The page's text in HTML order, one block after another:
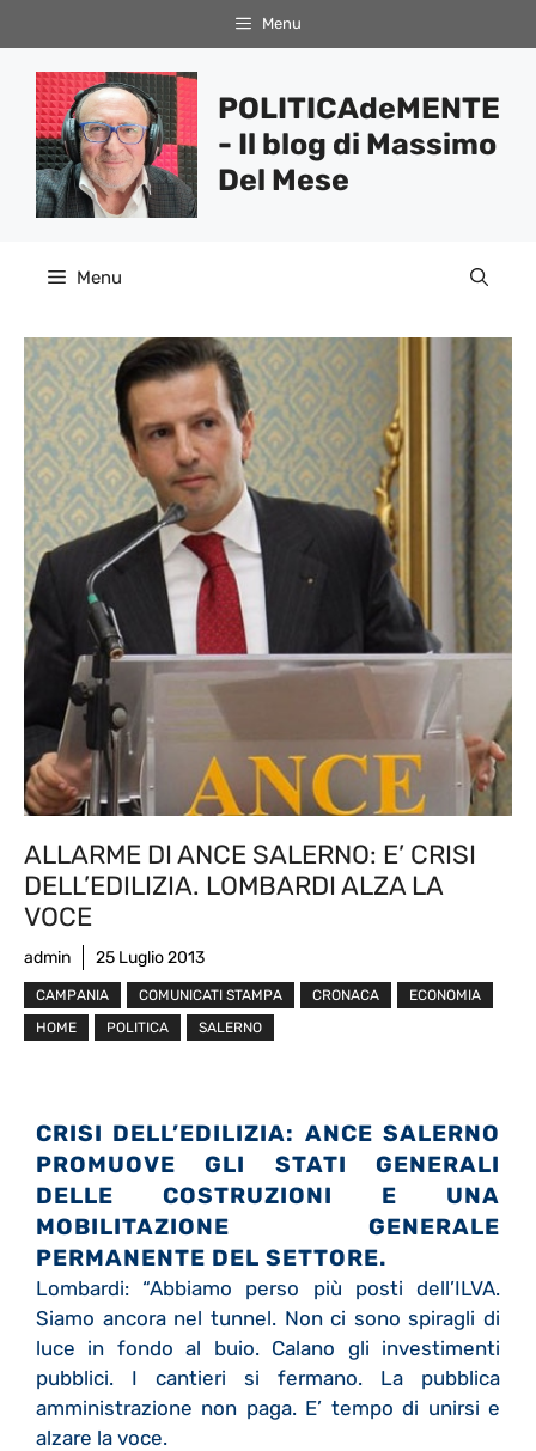
al
contenuto
Menu
POLITICAdeMENTE
- Il blog di Massimo
Del Mese
Menu
ALLARME DI ANCE SALERNO: E’ CRISI
DELL’EDILIZIA. LOMBARDI ALZA LA
VOCE
admin 25 Luglio 2013
CAMPANIA COMUNICATI STAMPA CRONACA
ECONOMIA
HOME
POLITICA SALERNO
CRISI DELL’EDILIZIA: ANCE SALERNO
PROMUOVE GLI STATI GENERALI
DELLE COSTRUZIONI E UNA
MOBILITAZIONE GENERALE
PERMANENTE DEL SETTORE.
Lombardi: “Abbiamo perso più posti dell’ILVA.
Siamo ancora nel tunnel. Non ci sono spiragli di
luce in fondo al buio. Calano gli investimenti
pubblici. I cantieri si fermano. La pubblica
amministrazione non paga. E’ tempo di unirsi e
alzare la voce.